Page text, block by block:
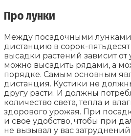
Про лунки
Между посадочными
дистанцию в сорок-
высадки растений зависит от
можно высадить рядами, а
порядке. Самым основным
дистанция. Кустики не
другу расти. И должны
количество света, тепла и
здорового урожая. При
и свое удобство, чтобы при
не вызывал у вас затруднений.